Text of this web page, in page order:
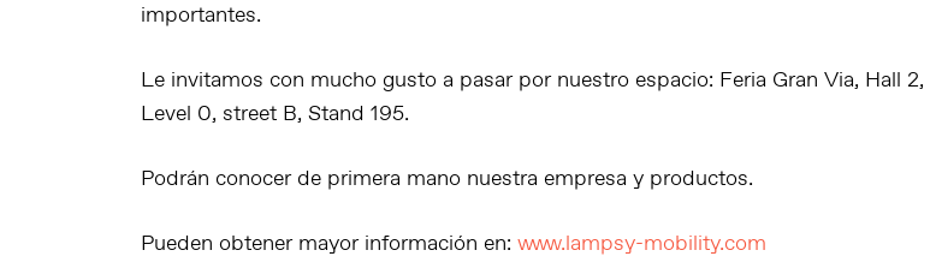
importantes.
Le invitamos con mucho gusto a pasar por nuestro espacio: Feria Gran Via, Hall 2,
Level 0, street B, Stand 195.
Podrán conocer de primera mano nuestra empresa y productos.
Pueden obtener mayor información en: www.lampsy-mobility.com